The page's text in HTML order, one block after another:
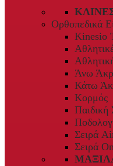
Ορθοπεδικά
Kinesio
Άνω
Κάτω
Κορμός
Παιδική
Σειρά
Σειρά